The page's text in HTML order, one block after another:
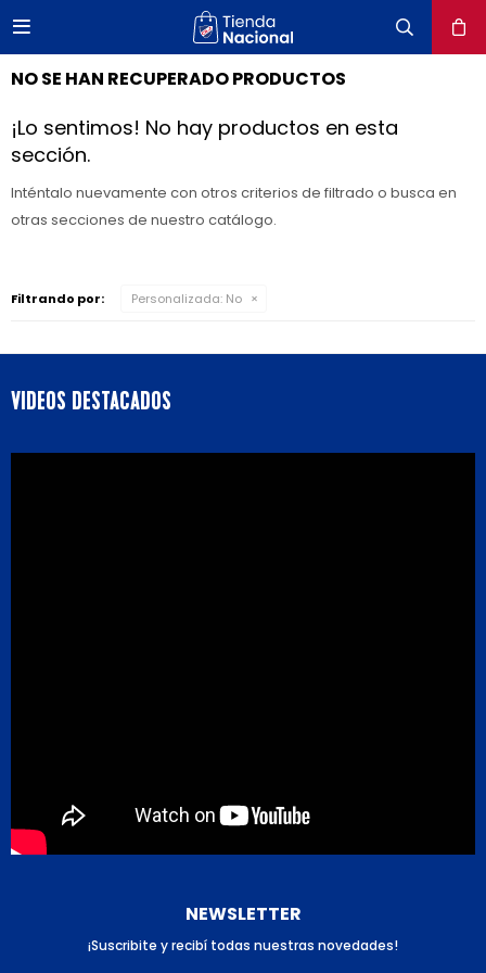

NO SE HAN RECUPERADO PRODUCTOS
¡Lo sentimos! No hay productos en esta
sección.
Inténtalo nuevamente con otros criterios de filtrado o busca en
otras secciones de nuestro catálogo.
Filtrando por: Personalizada: No
VIDEOS DESTACADOS
NEWSLETTER
¡Suscribite y recibí todas nuestras novedades!
close